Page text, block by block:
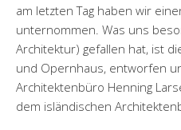
am letzten Tag haben wir
unternommen. Was uns
Architektur) gefallen hat, ist
und Opernhaus, entworfen
Architektenbüro Henning
dem isländischen